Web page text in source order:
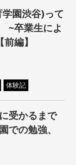
園渋谷)って
~卒業生によ
編】
体験記
受かるまで
での勉強、